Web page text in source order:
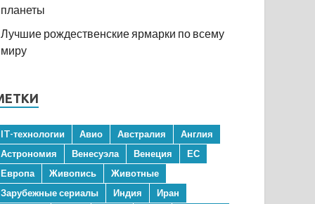
планеты
Лучшие рождественские ярмарки по всему
миру
IT-технологии Авио Австралия
Англия
Астрономия
Венесуэла Венеция
ЕС
Европа
Живопись
Животные
Зарубежные сериалы
Индия
Иран